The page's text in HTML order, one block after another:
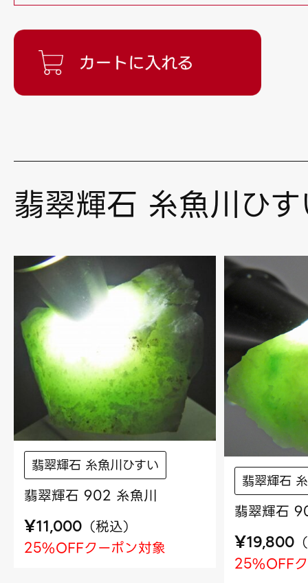
翡翠輝石 糸魚川ひ
翡翠輝石 糸魚川ひすい
翡翠輝石 902 糸魚川
¥11,000 （税込）
25%OFFクーポン対象
翡翠輝石
翡翠輝石
¥19,800 （
25%OFF